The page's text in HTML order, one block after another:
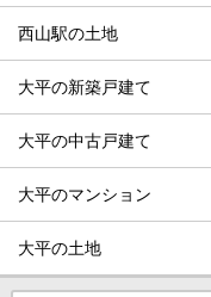
西山駅の土地
大平の新築戸建て
大平の中古戸建て
大平のマンション
大平の土地